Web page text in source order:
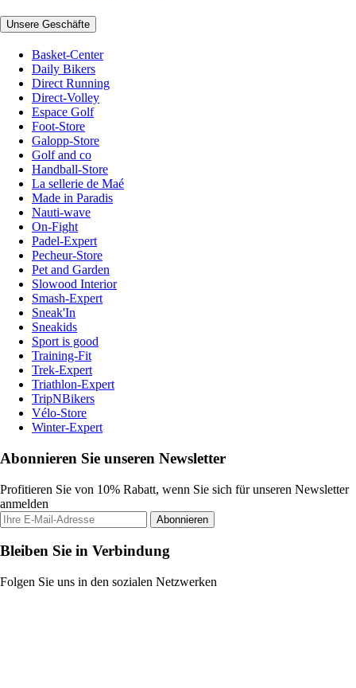
Unsere Geschäfte
Basket-Center
Daily Bikers
Direct Running
Direct-Volley
Espace Golf
Foot-Store
Galopp-Store
Golf and co
Handball-Store
La sellerie de Maé
Made in Paradis
Nauti-wave
On-Fight
Padel-Expert
Pecheur-Store
Pet and Garden
Slowood Interior
Smash-Expert
Sneak'In
Sneakids
Sport is good
Training-Fit
Trek-Expert
Triathlon-Expert
TripNBikers
Vélo-Store
Winter-Expert
Abonnieren Sie unseren Newsletter
Profitieren Sie von 10% Rabatt, wenn Sie sich für unseren Newsletter
anmelden
Abonnieren
Bleiben Sie in Verbindung
Folgen Sie uns in den sozialen Netzwerken